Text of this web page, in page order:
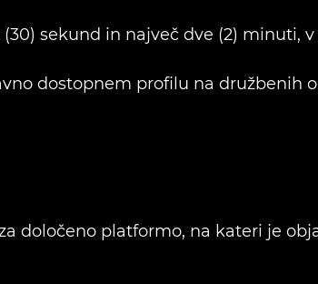
sekund in največ dve (2) minuti,
dostopnem profilu na družbenih
določeno platformo, na kateri je